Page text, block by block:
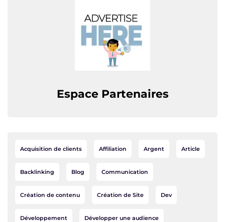
Espace Partenaires
Acquisition de clients Affiliation Argent Article
Backlinking Blog Communication
Création de contenu Création de Site Dev
Développement Développer une audience